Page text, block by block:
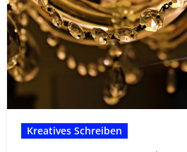
Kreatives Schreiben